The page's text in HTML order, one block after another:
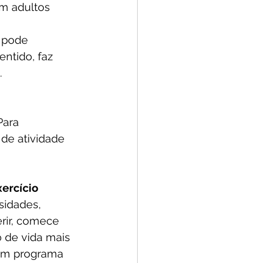
adultos
faz
atividade
comece
de vida mais
programa